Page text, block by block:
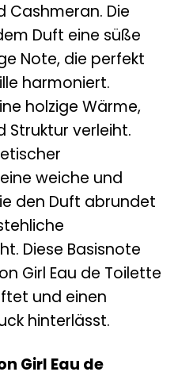
Cashmeran. Die
Duft eine süße
Note, die perfekt
harmoniert.
holzige Wärme,
Struktur verleiht.
weiche und
den Duft abrundet
Diese Basisnote
Girl Eau de Toilette
und einen
hinterlässt.
Girl Eau de